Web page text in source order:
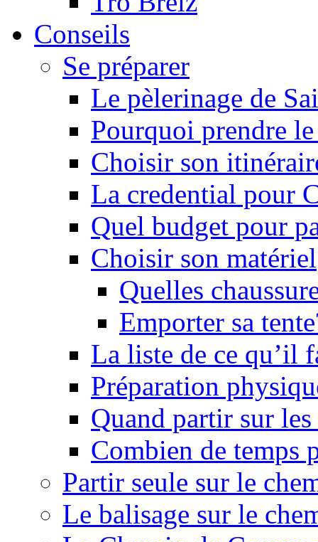
Conseils
Se préparer
Le pèlerinage de
Pourquoi prendre
Choisir son
La credential pour
Quel budget pour
Choisir son matériel
Quelles
Emporter sa
La liste de ce qu’il
Préparation
Quand partir sur
Combien de
Partir seule sur le
Le balisage sur le